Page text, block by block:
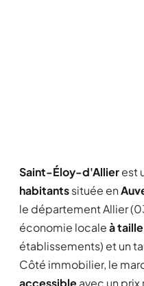
Saint-Éloy-d'Allierest
habitantssituée en
le département Allier
économie localeà
établissements) et un
Côté immobilier, le
accessibleavec un